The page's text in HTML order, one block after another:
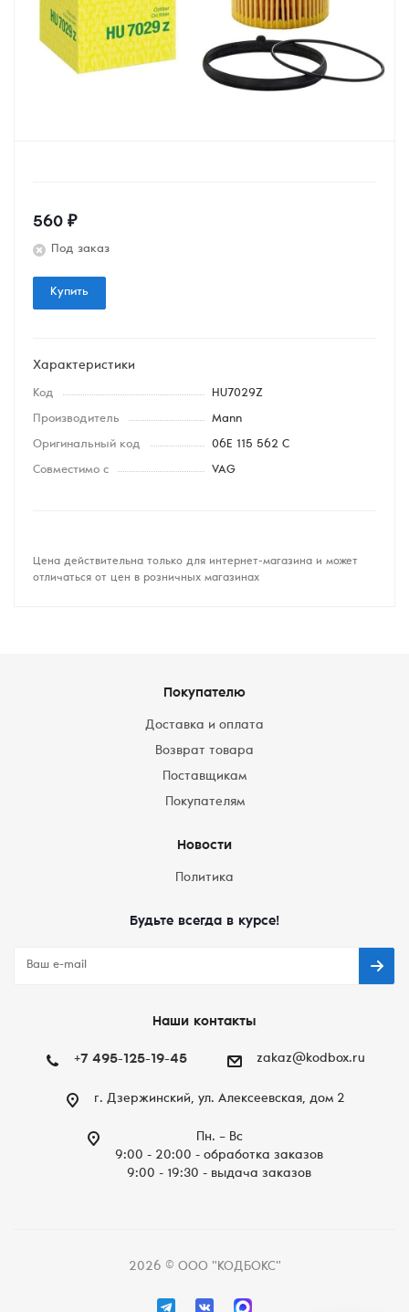
560 ₽
Под заказ
Купить
Характеристики
Код HU7029Z
Производитель Mann
Оригинальный код 06E 115 562 C
Совместимо с VAG
Цена действительна только для интернет-магазина и может
отличаться от цен в розничных магазинах
Покупателю
Доставка и оплата
Возврат товара
Поставщикам
Покупателям
Новости
Политика
Будьте всегда в курсе!
Наши контакты
+7 495-125-19-45 zakaz@kodbox.ru
г. Дзержинский, ул. Алексеевская, дом 2
Пн. – Вc
9:00 - 20:00 - обработка заказов
9:00 - 19:30 - выдача заказов
2026 © ООО "КОДБОКС"